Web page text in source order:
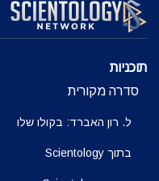
צפה
תוכניות
סדרה מקורית
ל. רון האברד: בקולו שלו
בתוך Scientology